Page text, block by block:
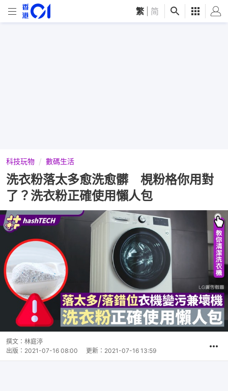
繁 简
科技玩物 數碼生活
洗衣粉落太多愈洗愈髒 梘粉格你用對
了？洗衣粉正確使用懶人包
撰文： 林庭渟
出版： 2021-07-16 08:00 更新： 2021-07-16 13:59